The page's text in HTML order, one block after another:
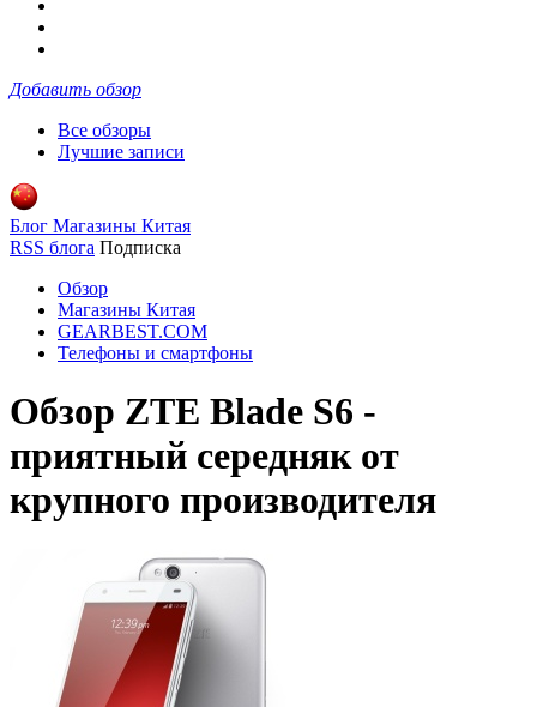
Добавить обзор
Все обзоры
Лучшие записи
Блог Магазины Китая
RSS блога Подписка
Обзор
Магазины Китая
GEARBEST.COM
Телефоны и смартфоны
Обзор ZTE Blade S6 -
приятный середняк от
крупного производителя